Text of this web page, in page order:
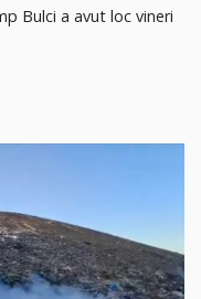
Bulci a avut loc vineri